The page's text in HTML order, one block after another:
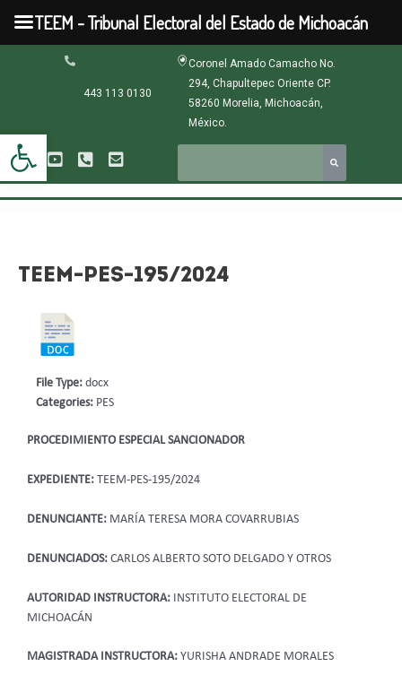
Abrir barra de herramientas
contenido
443 113 0130
Coronel Amado Camacho No.
294, Chapultepec Oriente CP.
58260 Morelia, Michoacán,
México.
TEEM-PES-195/2024
PROCEDIMIENTO ESPECIAL SANCIONADOR
EXPEDIENTE: TEEM-PES-195/2024
DENUNCIANTE: MARÍA TERESA MORA COVARRUBIAS
DENUNCIADOS: CARLOS ALBERTO SOTO DELGADO Y OTROS
AUTORIDAD INSTRUCTORA: INSTITUTO ELECTORAL DE
MICHOACÁN
MAGISTRADA INSTRUCTORA: YURISHA ANDRADE MORALES
File Type: docx
Categories: PES
TEEM - Tribunal Electoral del Estado de Michoacán